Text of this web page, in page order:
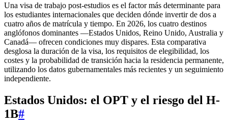
Una visa de trabajo post-estudios es el factor más determinante para
los estudiantes internacionales que deciden dónde invertir de dos a
cuatro años de matrícula y tiempo. En 2026, los cuatro destinos
anglófonos dominantes —Estados Unidos, Reino Unido, Australia y
Canadá— ofrecen condiciones muy dispares. Esta comparativa
desglosa la duración de la visa, los requisitos de elegibilidad, los
costes y la probabilidad de transición hacia la residencia permanente,
utilizando los datos gubernamentales más recientes y un seguimiento
independiente.
Estados Unidos: el OPT y el riesgo del H-
1B#